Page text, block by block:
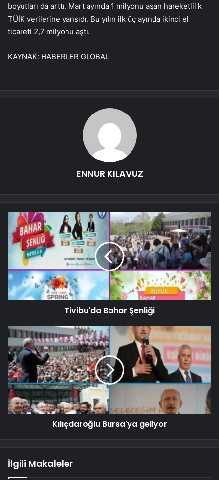
boyutları da arttı. Mart ayında 1 milyonu aşan hareketlilik
TÜİK verilerine yansıdı. Bu yılın ilk üç ayında ikinci el
ticareti 2,7 milyonu aştı.
KAYNAK: HABERLER GLOBAL
ENNUR KILAVUZ
Tivibu'da Bahar Şenliği
Kılıçdaroğlu Bursa'ya geliyor
İlgili Makaleler